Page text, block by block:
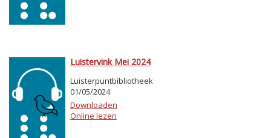
Luistervink Mei 2024
Luisterpuntbibliotheek
01/05/2024
Downloaden
Online lezen